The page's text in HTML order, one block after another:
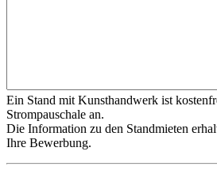
Ein Stand mit Kunsthandwerk ist
Strompauschale an.
Die Information zu den Standmieten
Ihre Bewerbung.